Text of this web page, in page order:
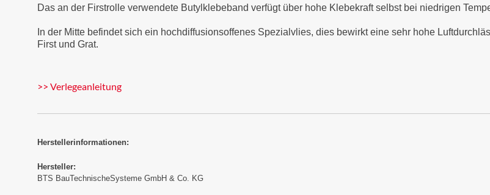
Das an der Firstrolle verwendete Butylklebeband verfügt über hohe Klebekraft selbst bei niedrigen
In der Mitte befindet sich ein hochdiffusionsoffenes Spezialvlies, dies bewirkt eine sehr hohe
First und Grat.
>> Verlegeanleitung
Herstellerinformationen:
Hersteller:
BTS BauTechnischeSysteme GmbH & Co. KG